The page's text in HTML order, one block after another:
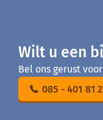
Wilt u een
Bel ons gerust
085 - 401 81